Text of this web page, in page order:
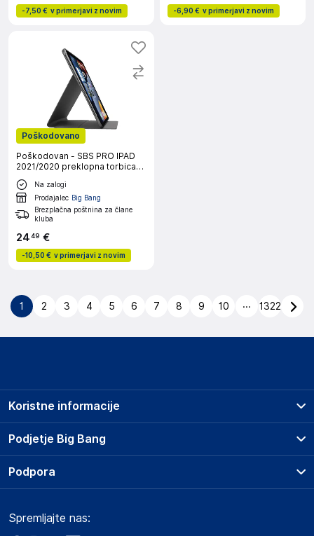
-7,50 € v primerjavi z novim -6,90 € v primerjavi z novim
Poškodovano
Poškodovan - SBS PRO IPAD
2021/2020 preklopna torbica
črna
Na zalogi
Prodajalec Big Bang
Brezplačna poštnina za člane
kluba
2449 €
-10,50 € v primerjavi z novim
1 2 3 4 5 6 7 8 9 10 ... 1322
Podjetje Big Bang
O podjetju
Obvestila za javnost
Koristne informacije
Prodajna mesta
Storitve
Dostava, vnos in odvoz
Podpora
Marketplace
Spremljajte nas: